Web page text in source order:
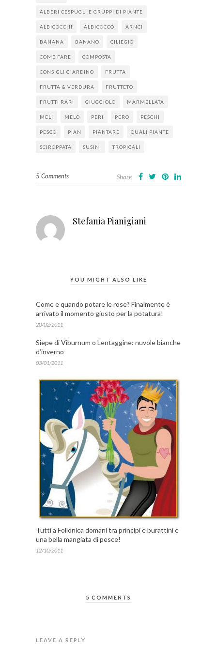
ALBERI CESPUGLI E GRUPPI DI PIANTE
ALBICOCCHI ALBICOCCO ARNCI
BANANA BANANO CILIEGIO
COME FARE COMPOSTA
CONSIGLI GIARDINO FRUTTA
FRUTTA & VERDURA FRUTTETO
FRUTTI RARI GIUGGIOLO MARMELLATA
MELI MELO PERI PERO PESCHI
PESCO PIAN PIANTARE QUALI PIANTE
SCIROPPATA SUSINI TROPICALI
5 Comments Share
Stefania Pianigiani
YOU MIGHT ALSO LIKE
Come e quando potare le rose? Finalmente è
arrivato il momento giusto per la potatura!
20/02/2011
Siepe di Viburnum o Lentaggine: nuvole bianche
d’inverno
03/01/2011
Tutti a Follonica domani tra principi e burattini e
una bella mangiata di pesce!
12/10/2011
5 COMMENTS
LEAVE A REPLY